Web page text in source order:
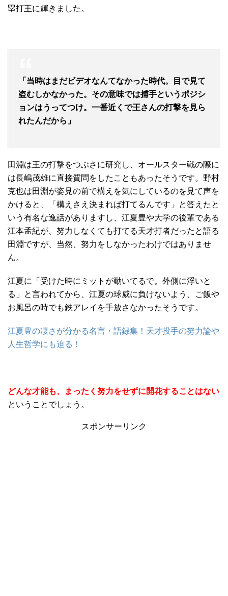
塁打王に輝きました。
「当時はまだビデオなんてなかった時代。目で見て
盗むしかなかった。その意味では捕手というポジシ
ョンはうってつけ。一番近くで王さんの打撃を見ら
れたんだから」
田淵は王の打撃をつぶさに研究し、オールスター戦の際に
は長嶋茂雄に直接質問をしたこともあったそうです。野村
克也は田淵が姿見の前で構えを気にしているのを見て声を
かけると、「構えさえ決まれば打てるんです」と答えたと
いう有名な逸話がありますし、江夏豊や大学の後輩である
江本孟紀が、努力しなくても打てる天才打者だったと語る
田淵ですが、当然、努力をしなかったわけではありませ
ん。
江夏に「受けた時にミットが動いてるで。外側に浮いと
る」と言われてから、江夏の球威に負けないよう、ご飯や
お風呂の時でも鉄アレイを手放さなかったそうです。
江夏豊の凄さが分かる名言・語録集！天才投手の努力論や
人生哲学にも迫る！
どんな才能も、まったく努力をせずに開花することはない
ということでしょう。
スポンサーリンク